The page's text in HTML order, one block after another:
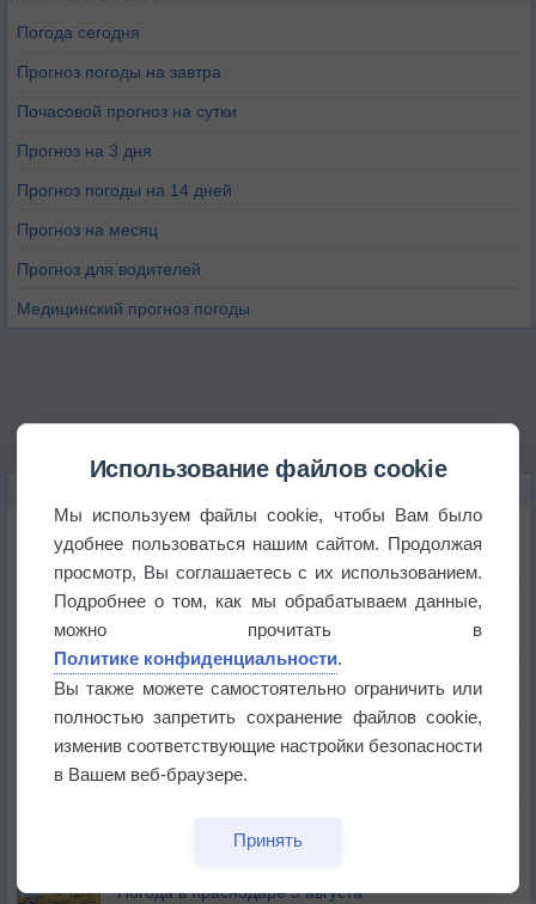
Погода сегодня
Прогноз погоды на завтра
Почасовой прогноз на сутки
Прогноз на 3 дня
Прогноз погоды на 14 дней
Прогноз на месяц
Прогноз для водителей
Медицинский прогноз погоды
Дневная температура воздуха в ОАЭ превысила
+51°
Европейские столицы бьют рекорды жары
Впервые за 155 лет в Лондоне в течение месяца
не выпадал дождь
Лето продолжит щедро раздавать своё тепло!
Погода в Краснодаре 5 августа
Использование файлов cookie
Мы используем файлы cookie, чтобы Вам было
удобнее пользоваться нашим сайтом. Продолжая
просмотр, Вы соглашаетесь с их использованием.
Подробнее о том, как мы обрабатываем данные,
можно прочитать в
Политике конфиденциальности.
Вы также можете самостоятельно ограничить или
полностью запретить сохранение файлов cookie,
изменив соответствующие настройки безопасности
в Вашем веб-браузере.
Принять